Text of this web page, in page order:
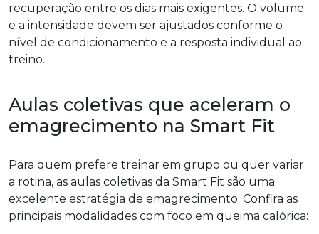
recuperação entre os dias mais exigentes. O volume
e a intensidade devem ser ajustados conforme o
nível de condicionamento e a resposta individual ao
treino.
Aulas coletivas que aceleram o
emagrecimento na Smart Fit
Para quem prefere treinar em grupo ou quer variar
a rotina, as aulas coletivas da Smart Fit são uma
excelente estratégia de emagrecimento. Confira as
principais modalidades com foco em queima calórica: